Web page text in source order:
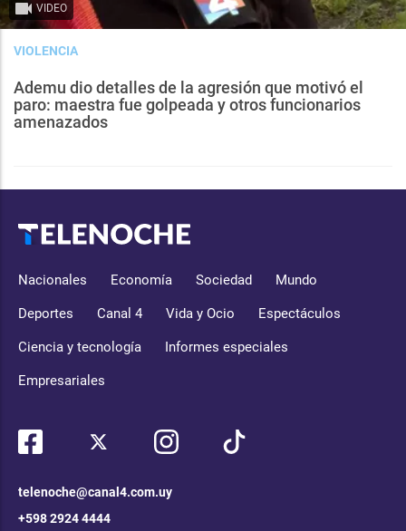
VIDEO
VIOLENCIA
Ademu dio detalles de la agresión que motivó el
paro: maestra fue golpeada y otros funcionarios
amenazados
Nacionales Economía Sociedad Mundo
Deportes Canal 4 Vida y Ocio Espectáculos
Ciencia y tecnología Informes especiales
Empresariales
telenoche@canal4.com.uy
+598 2924 4444